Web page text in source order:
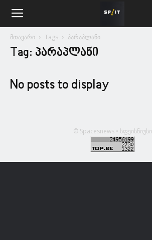
მთავარი Tags პარაპლანი
Tag: პარაპლანი
No posts to display
© Spacesnews • სფეისნიუსი